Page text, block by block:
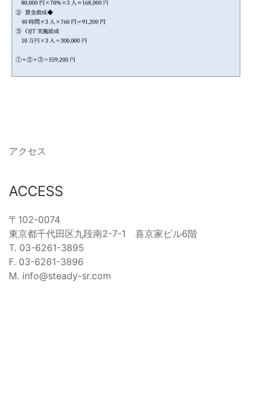
アクセス
ACCESS
〒102-0074
東京都千代田区九段南2-7-1 喜京家ビル6階
T. 03-6261-3895
F. 03-6261-3896
M. info@steady-sr.com